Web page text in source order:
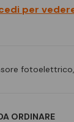
per
ORDINARE